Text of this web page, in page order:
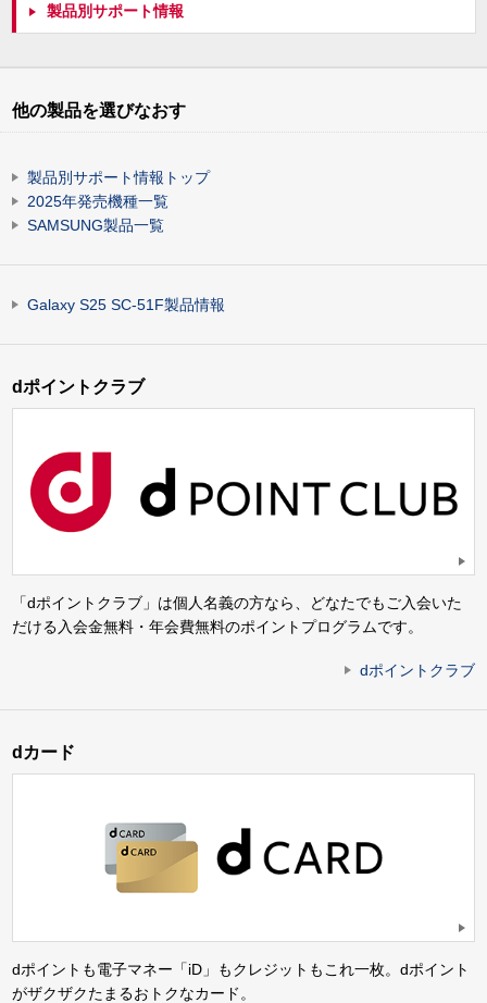
製品別サポート情報
他の製品を選びなおす
製品別サポート情報トップ
2025年発売機種一覧
SAMSUNG製品一覧
Galaxy S25 SC-51F製品情報
dポイントクラブ
「dポイントクラブ」は個人名義の方なら、どなたでもご入会いた
だける入会金無料・年会費無料のポイントプログラムです。
dポイントクラブ
dカード
dポイントも電子マネー「iD」もクレジットもこれ一枚。dポイント
がザクザクたまるおトクなカード。